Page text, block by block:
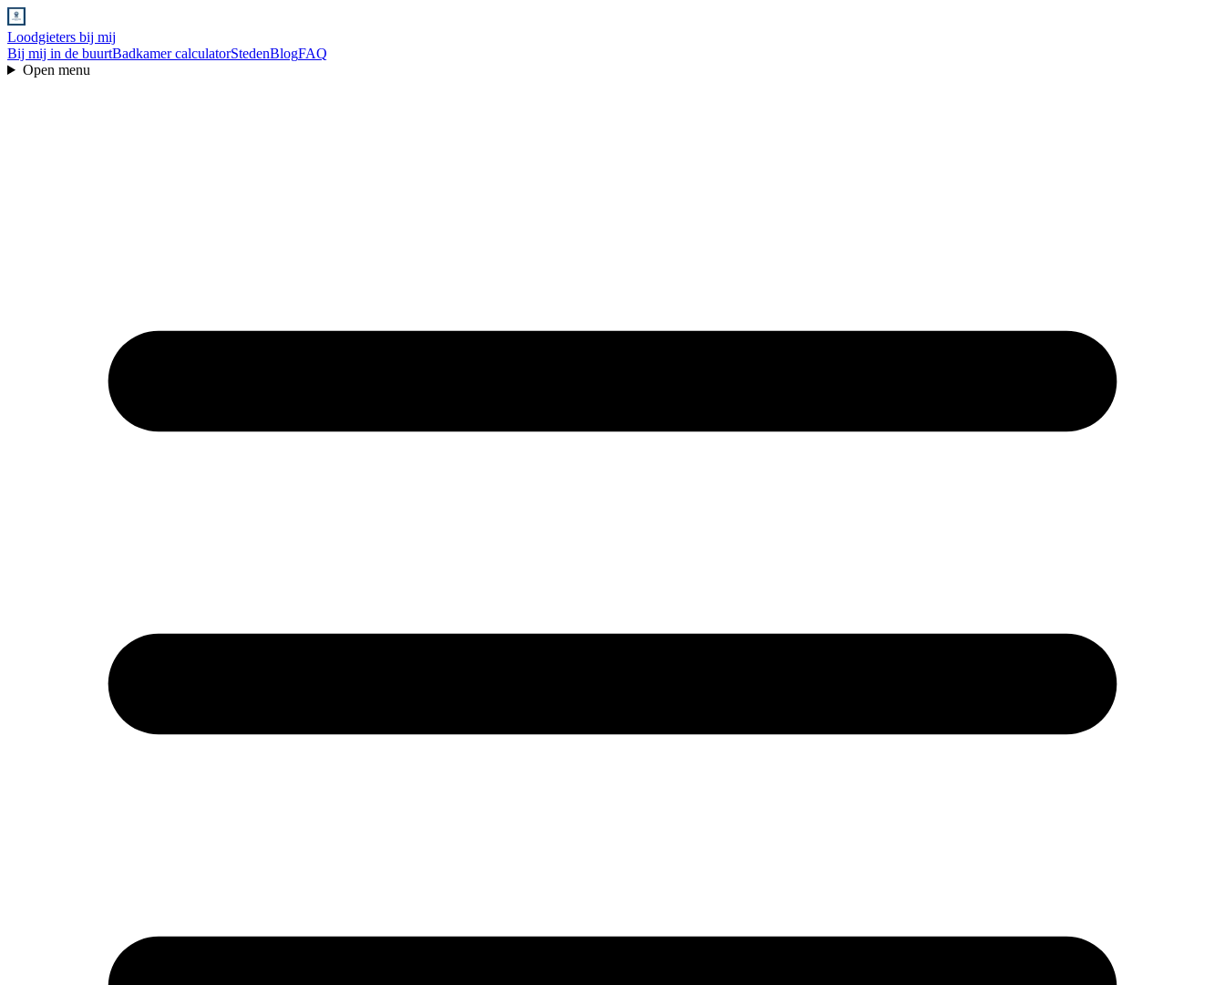
Loodgieters bij mij
Bij mij in de buurtBadkamer calculatorStedenBlogFAQ
Open menu